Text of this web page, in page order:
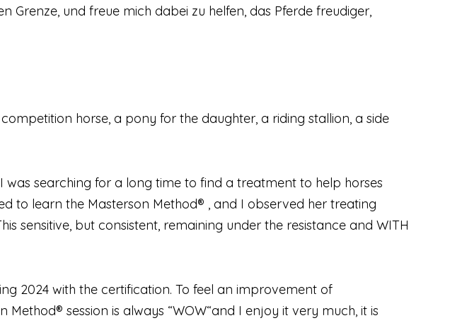
Grenze, und freue mich dabei zu helfen, das Pferde freudiger,
horse, a pony for the daughter, a riding stallion, a side
searching for a long time to find a treatment to help horses
to learn the Masterson Method® , and I observed her treating
sensitive, but consistent, remaining under the resistance and WITH
2024 with the certification. To feel an improvement of
session is always “WOW“and I enjoy it very much, it is